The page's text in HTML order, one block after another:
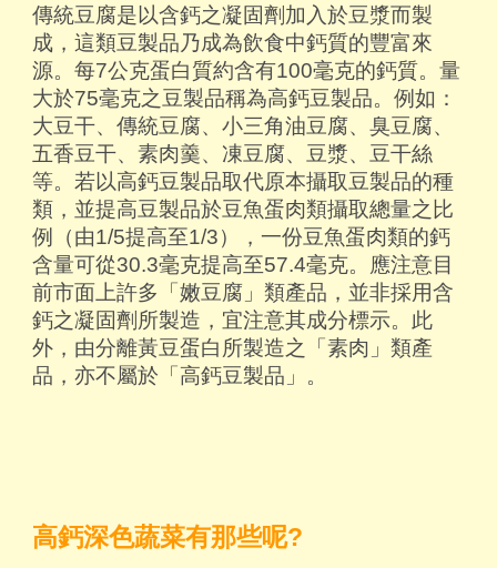
傳統豆腐是以含鈣之凝固劑加入於豆漿而製
成，這類豆製品乃成為飲食中鈣質的豐富來
源。每7公克蛋白質約含有100毫克的鈣質。量
大於75毫克之豆製品稱為高鈣豆製品。例如：
大豆干、傳統豆腐、小三角油豆腐、臭豆腐、
五香豆干、素肉羹、凍豆腐、豆漿、豆干絲
等。若以高鈣豆製品取代原本攝取豆製品的種
類，並提高豆製品於豆魚蛋肉類攝取總量之比
例（由1/5提高至1/3），一份豆魚蛋肉類的鈣
含量可從30.3毫克提高至57.4毫克。應注意目
前市面上許多「嫩豆腐」類產品，並非採用含
鈣之凝固劑所製造，宜注意其成分標示。此
外，由分離黃豆蛋白所製造之「素肉」類產
品，亦不屬於「高鈣豆製品」。
高鈣深色蔬菜有那些呢?